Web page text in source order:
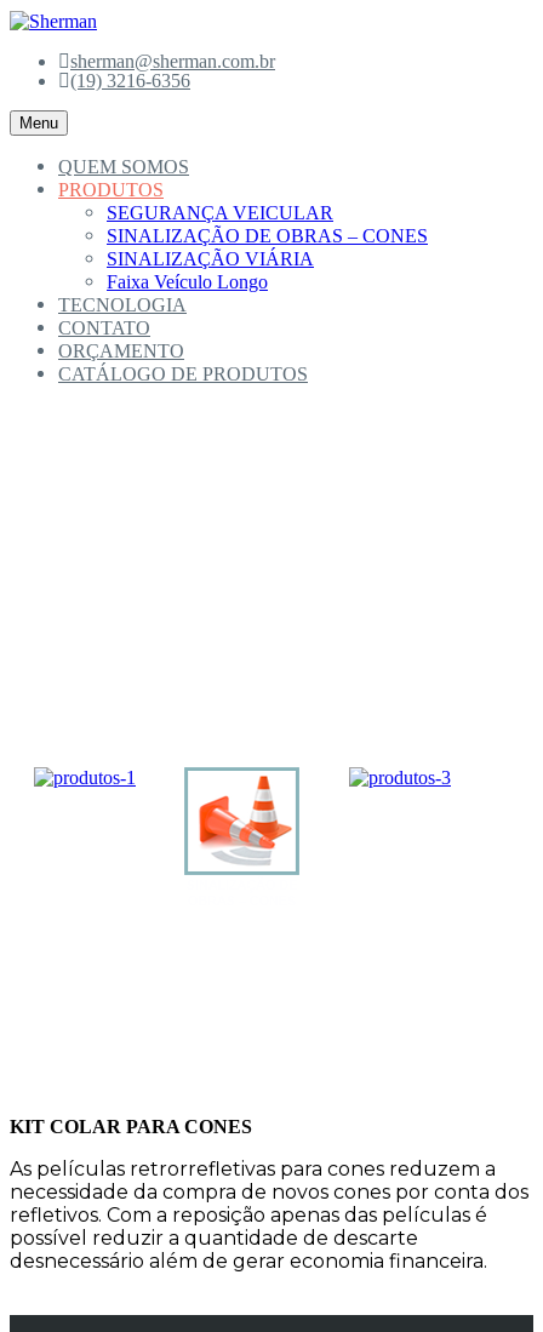
Skip
content sherman@sherman.com.br
(19) 3216-6356
Menu
QUEM SOMOS
PRODUTOS
SEGURANÇA VEICULAR
SINALIZAÇÃO DE OBRAS – CONES
SINALIZAÇÃO VIÁRIA
Faixa Veículo Longo
TECNOLOGIA
CONTATO
ORÇAMENTO
CATÁLOGO DE PRODUTOS
KIT COLAR PARA CONES
As películas retrorrefletivas para cones reduzem a
necessidade da compra de novos cones por conta dos
refletivos. Com a reposição apenas das películas é
possível reduzir a quantidade de descarte
desnecessário além de gerar economia financeira.